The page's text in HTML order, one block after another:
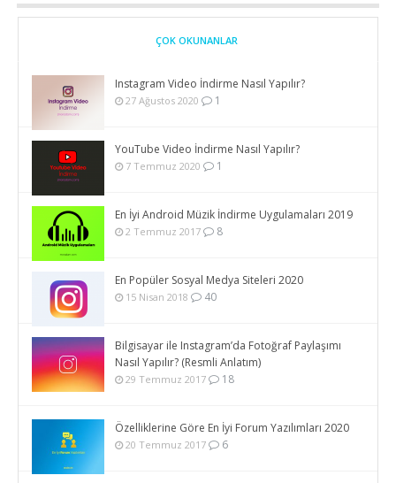
ÇOK OKUNANLAR
Instagram Video İndirme Nasıl Yapılır?
27 Ağustos 2020 1
YouTube Video İndirme Nasıl Yapılır?
7 Temmuz 2020 1
En İyi Android Müzik İndirme Uygulamaları 2019
2 Temmuz 2017 8
En Popüler Sosyal Medya Siteleri 2020
15 Nisan 2018 40
Bilgisayar ile Instagram’da Fotoğraf Paylaşımı
Nasıl Yapılır? (Resmli Anlatım)
29 Temmuz 2017 18
Özelliklerine Göre En İyi Forum Yazılımları 2020
20 Temmuz 2017 6